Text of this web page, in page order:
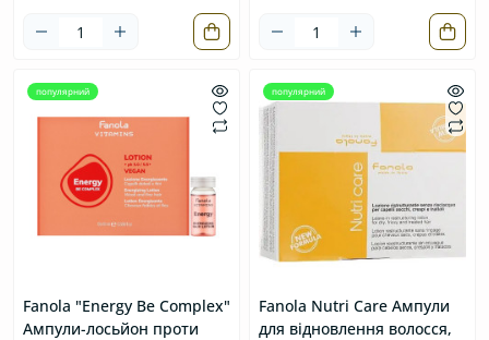
популярний
Fanola "Energy Be Complex"
Ампули-лосьйон проти
популярний
Fanola Nutri Care Ампули
для відновлення волосся,